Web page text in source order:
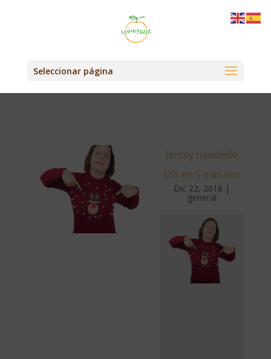
Seleccionar página
Jersey navideño
DIY en 5 minutos
Dic 22, 2018 |
general